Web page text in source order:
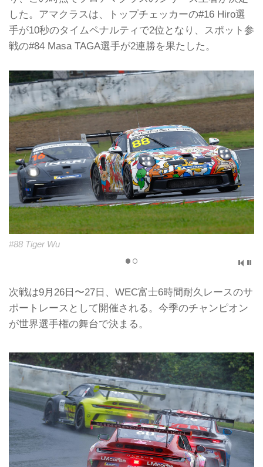
した。アマクラスは、トップチェッカーの#16 Hiro選
手が10秒のタイムペナルティで2位となり、スポット参
戦の#84 Masa TAGA選手が2連勝を果たした。
#88 Tiger Wu
次戦は9月26日〜27日、WEC富士6時間耐久レースのサ
ポートレースとして開催される。今季のチャンピオン
が世界選手権の舞台で決まる。